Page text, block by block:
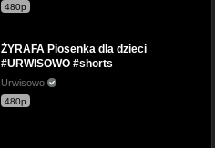
480p
ŻYRAFA Piosenka dla dzieci
#URWISOWO #shorts
Urwisowo
480p